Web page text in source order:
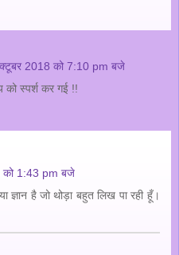
2018 को 7:10 pm बजे
को स्पर्श कर गई !!
1:43 pm बजे
ज्ञान है जो थोड़ा बहुत लिख पा रही हूँ।